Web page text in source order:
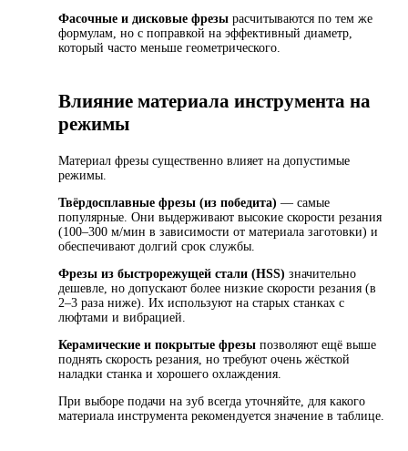
Фасочные и дисковые фрезы расчитываются по тем же
формулам, но с поправкой на эффективный диаметр,
который часто меньше геометрического.
Влияние материала инструмента на
режимы
Материал фрезы существенно влияет на допустимые
режимы.
Твёрдосплавные фрезы (из победита) — самые
популярные. Они выдерживают высокие скорости резания
(100–300 м/мин в зависимости от материала заготовки) и
обеспечивают долгий срок службы.
Фрезы из быстрорежущей стали (HSS) значительно
дешевле, но допускают более низкие скорости резания (в
2–3 раза ниже). Их используют на старых станках с
люфтами и вибрацией.
Керамические и покрытые фрезы позволяют ещё выше
поднять скорость резания, но требуют очень жёсткой
наладки станка и хорошего охлаждения.
При выборе подачи на зуб всегда уточняйте, для какого
материала инструмента рекомендуется значение в таблице.